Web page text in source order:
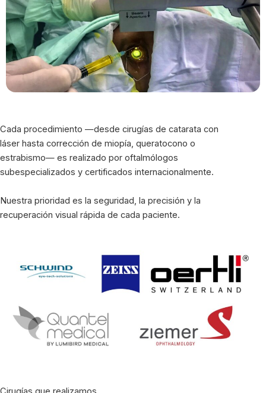
Cada procedimiento —desde cirugías de catarata con
láser hasta corrección de miopía, queratocono o
estrabismo— es realizado por oftalmólogos
subespecializados y certificados internacionalmente.
Nuestra prioridad es la seguridad, la precisión y la
recuperación visual rápida de cada paciente.